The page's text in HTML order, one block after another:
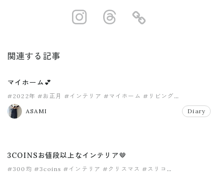
https://https://
関連する記事
マイホーム💕
#2022年 #お正月 #インテリア #マイホーム #リビング
#新年の挨拶
ASAMI
Diary
3COINSお値段以上なインテリア🤎
#300均 #3coins #インテリア #クリスマス #スリコ